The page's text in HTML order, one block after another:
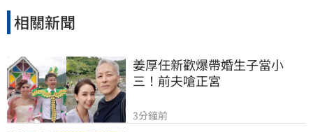
員權益獲得實質保障與完善照顧。
相關新聞
姜厚任新歡爆帶婚生子當小
三！前夫嗆正宮
3分鐘前